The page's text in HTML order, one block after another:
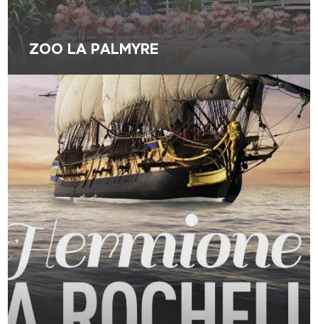
ZOO LA PALMYRE